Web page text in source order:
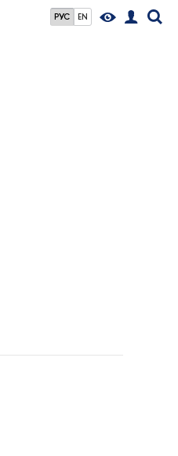
РУС EN